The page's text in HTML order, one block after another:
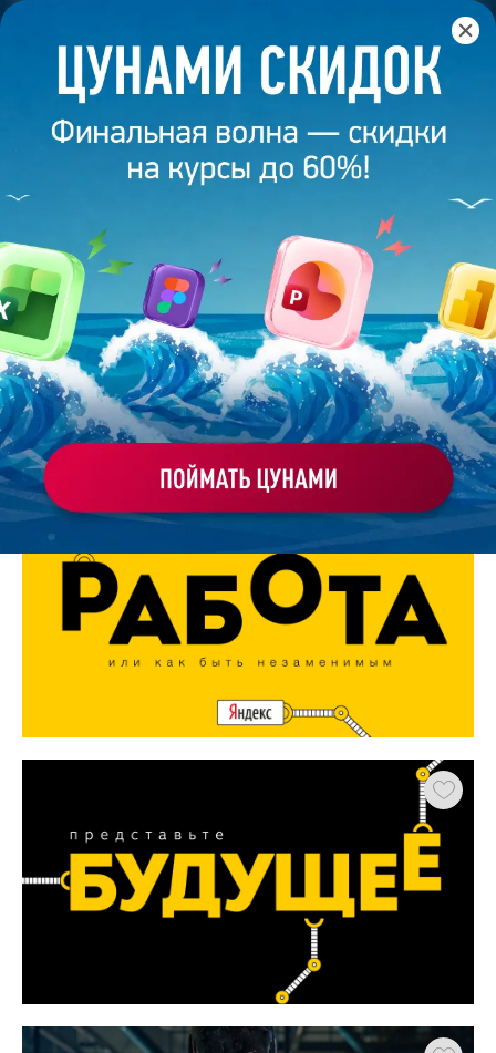
Главная /Банк слайдов / Презентация 30 – Разработана
студией Bonnie&Slide для Яндекс
ПРЕЗЕНТАЦИЯ 30 - РАЗРАБОТАНА
СТУДИЕЙ BONNIE&SLIDE ДЛЯ
ЯНДЕКС
Моё избранное
Работа
эксперта
ХОЧУ ЗАКАЗАТЬ ТАКУЮ ПРЕЗЕНТАЦИЮ